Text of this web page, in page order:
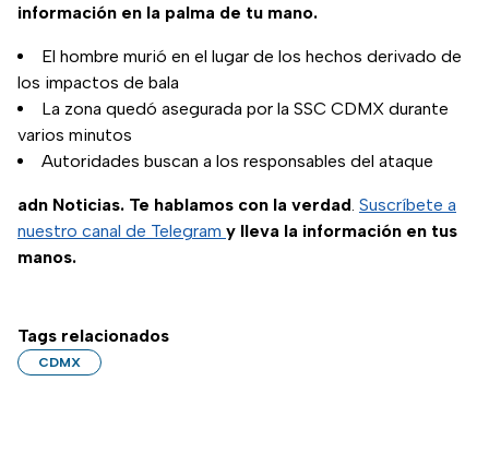
información en la palma de tu mano.
El hombre murió en el lugar de los hechos derivado de
los impactos de bala
La zona quedó asegurada por la SSC CDMX durante
varios minutos
Autoridades buscan a los responsables del ataque
adn Noticias. Te hablamos con la verdad. Suscríbete a
nuestro canal de Telegram y lleva la información en tus
manos.
Tags relacionados
CDMX